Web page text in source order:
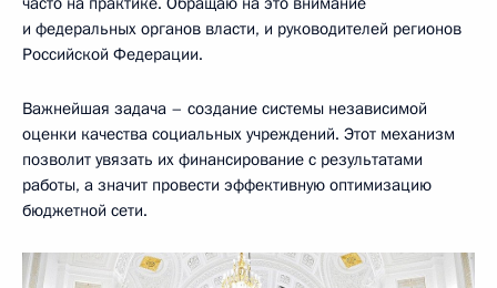
и федеральных органов власти, и руководителей регионов
Российской Федерации.
Важнейшая задача – создание системы независимой
оценки качества социальных учреждений. Этот механизм
позволит увязать их финансирование с результатами
работы, а значит провести эффективную оптимизацию
бюджетной сети.